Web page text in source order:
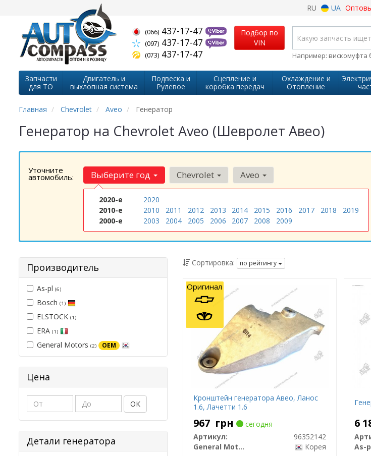
RU UA
(066) 437-17-47
(097) 437-17-47
(073) 437-17-47
Подбор по
VIN
Например: вискомуфта
Запчасти
для ТО
Двигатель и
выхлопная система
Подвеска и
Рулевое
Сцепление и
коробка передач
Охлаждение и
Отопление
Главная Chevrolet Aveo Генератор
Генератор на Chevrolet Aveo (Шевролет Авео)
Уточните
автомобиль: Выберите год
2020-е
2020
2010-е
2010 2011 2012 2013 2014 2015 2016 2017 2018
2019
2000-е
2003 2004 2005 2006 2007 2008 2009
Chevrolet Aveo
Производитель
As-pl (6)
Bosch (1)
ELSTOCK (1)
ERA (1)
General Motors (2) OEM
Цена
ОК
Детали генератора
Сортировка: по рейтингу
Кронштейн генератора Авео, Ланос
1.6, Лачетти 1.6
967 грн
сегодня
Артикул:
96352142
General Motors
Корея
Оригинал
6
As-